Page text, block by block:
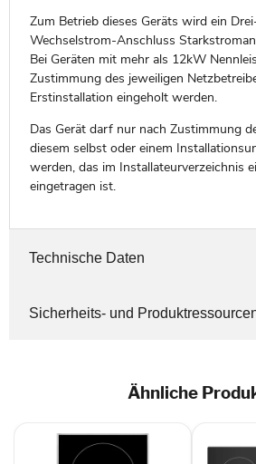
Zum Betrieb dieses Geräts wird ein
Wechselstrom-Anschluss
Bei Geräten mit mehr als 12kW
Zustimmung des jeweiligen
Erstinstallation eingeholt werden.
Das Gerät darf nur nach Zustimmung
diesem selbst oder einem
werden, das im Installateurverzeichnis
eingetragen ist.
Technische Daten
Sicherheits- und
Ähnliche